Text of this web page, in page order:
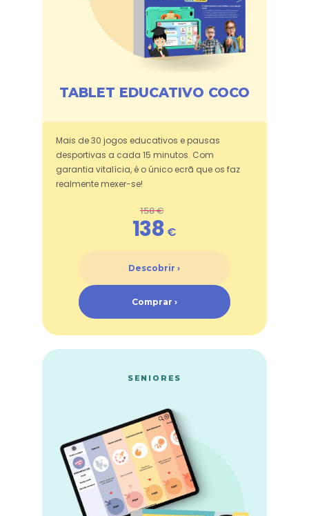
TABLET EDUCATIVO COCO
Mais de 30 jogos educativos e pausas
desportivas a cada 15 minutos. Com
garantia vitalícia, é o único ecrã que os faz
realmente mexer-se!
158 €
138 €
Descobrir ›
Comprar ›
SENIORES